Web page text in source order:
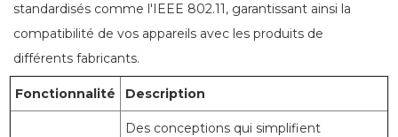
standardisés comme l'IEEE 802.11, garantissant ainsi la
compatibilité de vos appareils avec les produits de
différents fabricants.
Fonctionnalité Description
Des conceptions qui simplifient